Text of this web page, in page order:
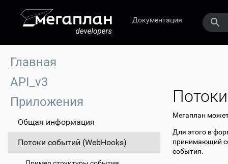
Документация
Главная
API_v3
Приложения
Общая информация
Потоки событий (WebHooks)
Мегаплан
Для этого в
принимающий
события.